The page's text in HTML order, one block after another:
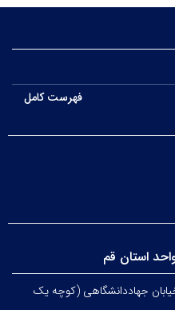
فهرست کامل
استان قم
خیابان جهاددانشگاهی (کوچه یک